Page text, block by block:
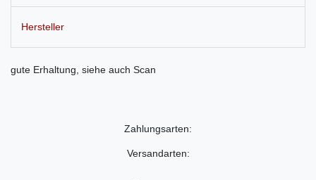
Hersteller
gute Erhaltung, siehe auch Scan
Zahlungsarten:
Versandarten: